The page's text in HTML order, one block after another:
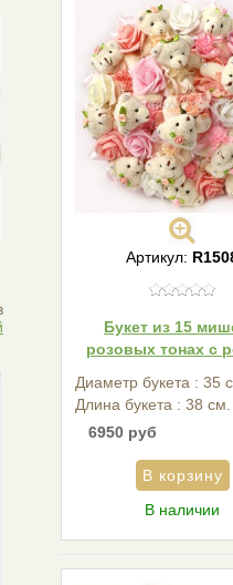
Артикул:
Букет из 15
розовых тонах с
Диаметр букета : 35
Длина букета : 38 см.
6950 руб
В наличии